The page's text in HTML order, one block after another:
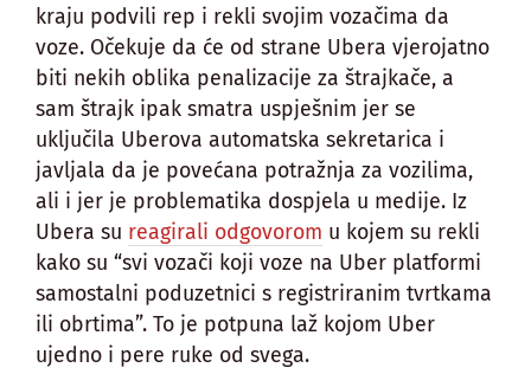
kraju podvili rep i rekli svojim vozačima da
voze. Očekuje da će od strane Ubera vjerojatno
biti nekih oblika penalizacije za štrajkače, a
sam štrajk ipak smatra uspješnim jer se
uključila Uberova automatska sekretarica i
javljala da je povećana potražnja za vozilima,
ali i jer je problematika dospjela u medije. Iz
Ubera su reagirali odgovorom u kojem su rekli
kako su “svi vozači koji voze na Uber platformi
samostalni poduzetnici s registriranim tvrtkama
ili obrtima”. To je potpuna laž kojom Uber
ujedno i pere ruke od svega.